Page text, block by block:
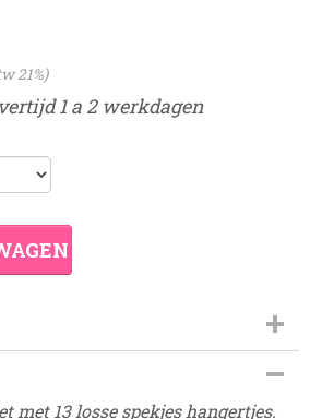
21%)
1 a 2 werkdagen
met 13 losse spekjes hangertjes.